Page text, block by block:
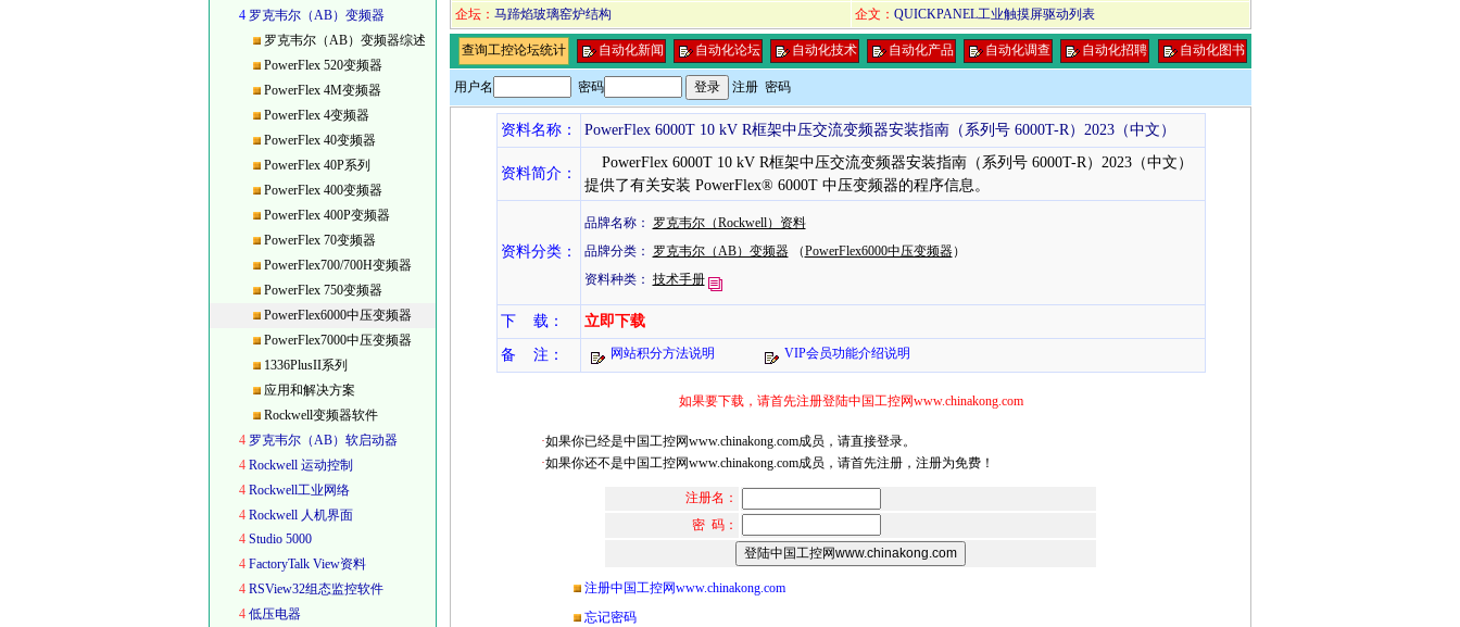
4 罗克韦尔（AB）变频器
罗克韦尔（AB）变频器综述
PowerFlex 520变频器
PowerFlex 4M变频器
PowerFlex 4变频器
PowerFlex 40变频器
PowerFlex 40P系列
PowerFlex 400变频器
PowerFlex 400P变频器
PowerFlex 70变频器
PowerFlex700/700H变频器
PowerFlex 750变频器
PowerFlex6000中压变频器
PowerFlex7000中压变频器
1336PlusII系列
应用和解决方案
Rockwell变频器软件
4 罗克韦尔（AB）软启动器
4 Rockwell 运动控制
4 Rockwell工业网络
4 Rockwell 人机界面
4 Studio 5000
4 FactoryTalk View资料
4 RSView32组态监控软件
4 低压电器
企坛： 马蹄焰玻璃窑炉结构 企文： QUICKPANEL工业触摸屏驱动列表
查询工控论坛统计 自动化新闻 自动化论坛 自动化技术 自动化产品 自动化调查 自动化招聘 自动化图书
用户名 密码 注册 密码
资料名称： PowerFlex 6000T 10 kV R框架中压交流变频器安装指南（系列号 6000T-R）2023（中文）
资料简介：
PowerFlex 6000T 10 kV R框架中压交流变频器安装指南（系列号 6000T-R）2023（中文）
提供了有关安装 PowerFlex® 6000T 中压变频器的程序信息。
资料分类：
品牌名称：
罗克韦尔（Rockwell）资料
品牌分类：
罗克韦尔（AB）变频器（PowerFlex6000中压变频器）
资料种类： 技术手册
下 载： 立即下载
备 注： 网站积分方法说明 VIP会员功能介绍说明
如果要下载，请首先注册登陆中国工控网www.chinakong.com
·如果你已经是中国工控网www.chinakong.com成员，请直接登录。
·如果你还不是中国工控网www.chinakong.com成员，请首先注册，注册为免费！
注册名：
密 码：
注册中国工控网www.chinakong.com
忘记密码